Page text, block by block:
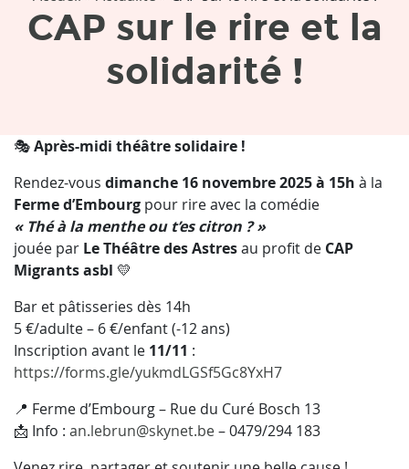
CAP sur le rire et la
solidarité !
🎭Après-midi théâtre solidaire !
Rendez-vous dimanche 16 novembre 2025 à 15h à la
Ferme d’Embourg pour rire avec la comédie
« Thé à la menthe ou t’es citron ? »
jouée par Le Théâtre des Astresau profit de CAP
Migrants asbl 💛
Bar et pâtisseries dès 14h
5 €/adulte – 6 €/enfant (-12 ans)
Inscription avant le 11/11 :
https://forms.gle/yukmdLGSf5Gc8YxH7
📍 Ferme d’Embourg – Rue du Curé Bosch 13
📩 Info : an.lebrun@skynet.be– 0479/294 183